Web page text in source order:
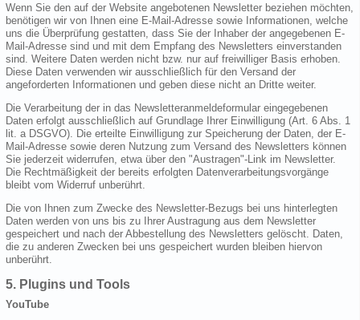
Wenn Sie den auf der Website angebotenen Newsletter beziehen möchten,
benötigen wir von Ihnen eine E-Mail-Adresse sowie Informationen, welche
uns die Überprüfung gestatten, dass Sie der Inhaber der angegebenen E-
Mail-Adresse sind und mit dem Empfang des Newsletters einverstanden
sind. Weitere Daten werden nicht bzw. nur auf freiwilliger Basis erhoben.
Diese Daten verwenden wir ausschließlich für den Versand der
angeforderten Informationen und geben diese nicht an Dritte weiter.
Die Verarbeitung der in das Newsletteranmeldeformular eingegebenen
Daten erfolgt ausschließlich auf Grundlage Ihrer Einwilligung (Art. 6 Abs. 1
lit. a DSGVO). Die erteilte Einwilligung zur Speicherung der Daten, der E-
Mail-Adresse sowie deren Nutzung zum Versand des Newsletters können
Sie jederzeit widerrufen, etwa über den "Austragen"-Link im Newsletter.
Die Rechtmäßigkeit der bereits erfolgten Datenverarbeitungsvorgänge
bleibt vom Widerruf unberührt.
Die von Ihnen zum Zwecke des Newsletter-Bezugs bei uns hinterlegten
Daten werden von uns bis zu Ihrer Austragung aus dem Newsletter
gespeichert und nach der Abbestellung des Newsletters gelöscht. Daten,
die zu anderen Zwecken bei uns gespeichert wurden bleiben hiervon
unberührt.
5. Plugins und Tools
YouTube